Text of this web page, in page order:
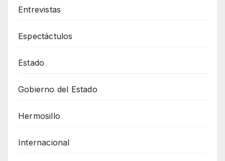
Entrevistas
Espectáctulos
Estado
Gobierno del Estado
Hermosillo
Internacional